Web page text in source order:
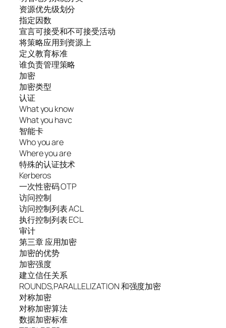
资源优先级划分
指定因数
宣言可接受和不可接受活动
将策略应用到资源上
定义教育标准
谁负责管理策略
加密
加密类型
认证
What you know
What you havc
智能卡
Who you are
Where you are
特殊的认证技术
Kerberos
一次性密码 OTP
访问控制
访问控制列表 ACL
执行控制列表 ECL
审计
第三章 应用加密
加密的优势
加密强度
建立信任关系
ROUNDS,PARALLELIZATION 和强度加密
对称加密
对称加密算法
数据加密标准